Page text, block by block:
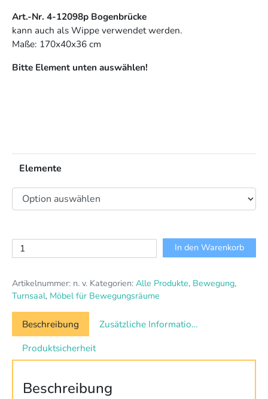
Art.-Nr. 4-12098p Bogenbrücke
kann auch als Wippe verwendet werden.
Maße: 170x40x36 cm
Bitte Element unten auswählen!
Elemente
Parcour
Elemente
In den Warenkorb
Artikelnummer: n. v. Kategorien: Alle Produkte, Bewegung,
Turnsaal, Möbel für Bewegungsräume
Beschreibung
Zusätzliche Informationen
Produktsicherheit
Beschreibung